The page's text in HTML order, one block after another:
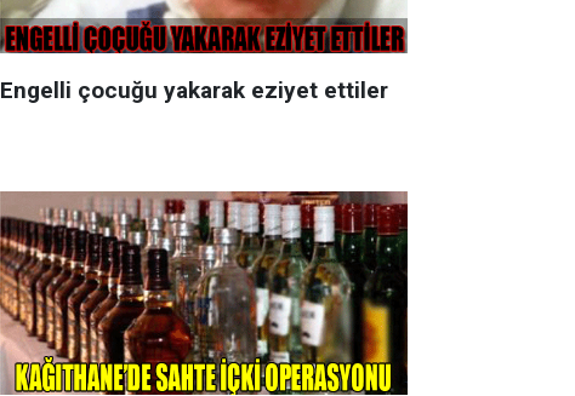
Engelli çocuğu yakarak eziyet ettiler